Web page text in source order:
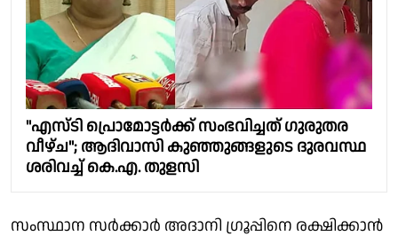
"എസ്‌ടി പ്രൊമോട്ടർക്ക് സംഭവിച്ചത് ഗുരുതര
വീഴ്ച"; ആദിവാസി കുഞ്ഞുങ്ങളുടെ ദുരവസ്ഥ
ശരിവച്ച് കെ.എ. തുളസി
സംസ്ഥാന സർക്കാർ അദാനി ഗ്രൂപ്പിനെ രക്ഷിക്കാൻ